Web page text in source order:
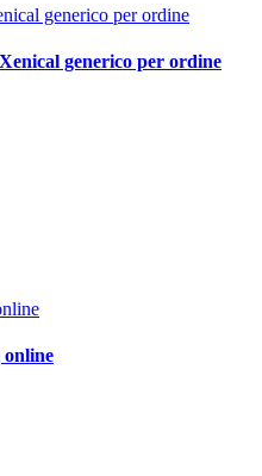
generico per ordine
generico per ordine
online